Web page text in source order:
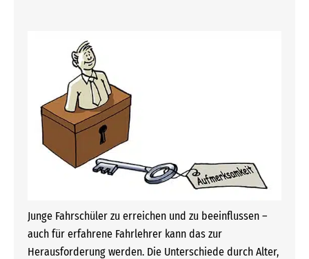
Junge Fahrschüler zu erreichen und zu beeinflussen –
auch für erfahrene Fahrlehrer kann das zur
Herausforderung werden. Die Unterschiede durch Alter,